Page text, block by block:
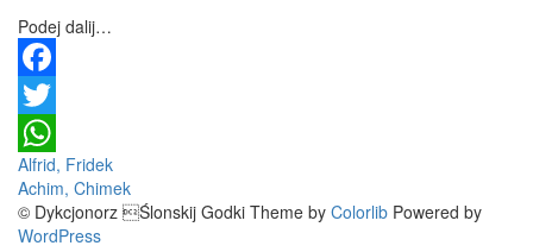
Podej dalij…
Facebook
Twitter
WhatsApp
Post
navigation
Alfrid, Fridek
Achim, Chimek
© Dykcjonorz Ślonskij Godki Theme by Colorlib Powered by
WordPress